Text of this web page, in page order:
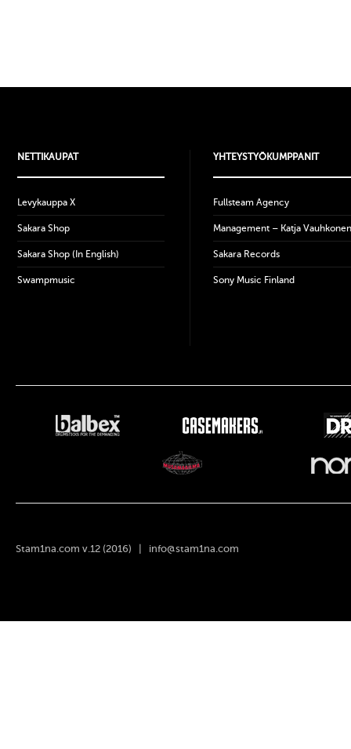
NETTIKAUPAT
Levykauppa X
Sakara Shop
Sakara Shop (In English)
Swampmusic
YHTEYSTYÖKUMPPANIT
Fullsteam Agency
Management – Katja Vauhkonen
Sakara Records
Sony Music Finland
Stam1na.com v.12 (2016) | info@stam1na.com